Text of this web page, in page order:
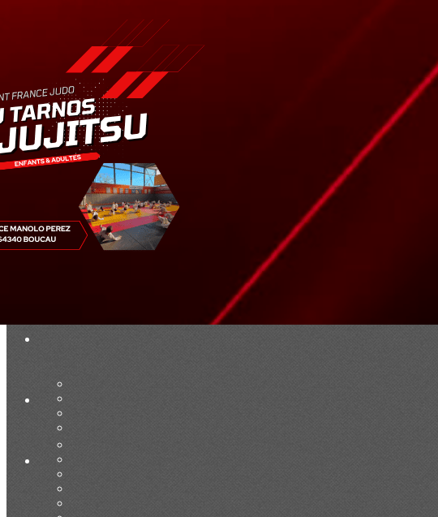
Exporter toutes les colonnes
Exporter uniquement les colonnes affichées
Menu
<
>
Résultats
Saison 2019
Saison 2025 - 2026
Ajoutez un logo, un bouton, des réseaux sociaux
Cliquez pour éditer